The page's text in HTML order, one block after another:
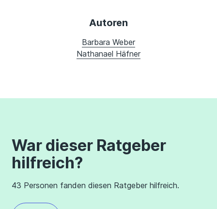
Autoren
Barbara Weber
Nathanael Häfner
War dieser Ratgeber
hilfreich?
43 Personen fanden diesen Ratgeber hilfreich.